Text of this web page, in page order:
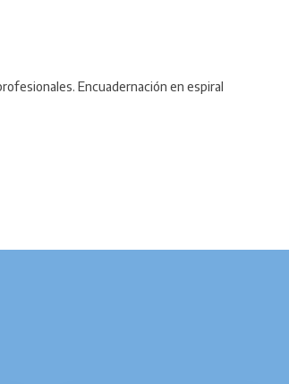
Encuadernación en espiral